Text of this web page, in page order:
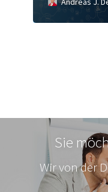
Sie
Wir von der